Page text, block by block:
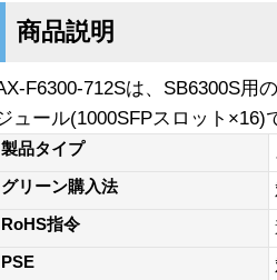
商品説明
F6300-712Sは、SB6300S用
ュール(1000SFPスロット×16)
製品タイプ
グリーン購入法
RoHS指令
PSE